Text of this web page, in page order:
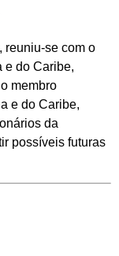
reuniu-se com o
e do Caribe,
membro
e do Caribe,
da
possíveis futuras